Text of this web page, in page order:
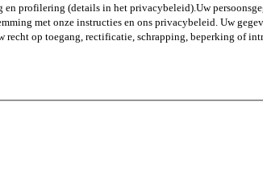
profilering (details in het privacybeleid). Uw
met onze instructies en ons privacybeleid. Uw
op toegang, rectificatie, schrapping, beperking of